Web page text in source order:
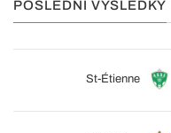
POSLEDNÍ VÝSLEDKY
St-Étienne